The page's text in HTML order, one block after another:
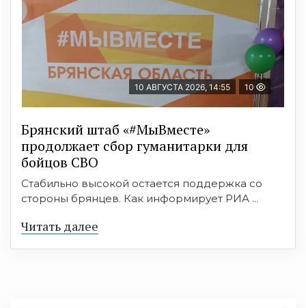
10 АВГУСТА 2026, 14:55 10
Брянский штаб «#МыВместе»
продолжает сбор гуманитарки для
бойцов СВО
Стабильно высокой остается поддержка со
стороны брянцев. Как информирует РИА ...
Читать далее